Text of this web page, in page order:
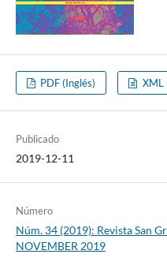
PDF (Inglés) XML
Publicado
2019-12-11
Número
Núm. 34 (2019): Revista San
NOVEMBER 2019